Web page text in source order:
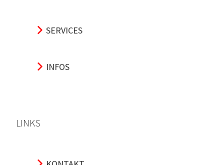
SERVICES
INFOS
LINKS